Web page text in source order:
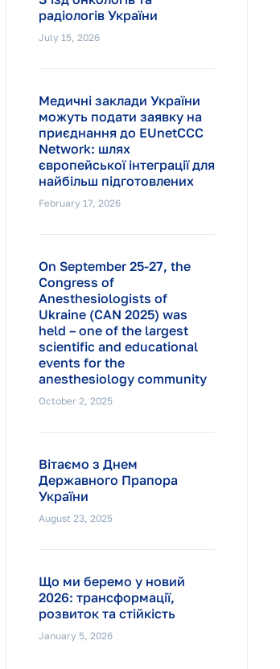
радіологів України
July 15, 2026
Медичні заклади України
можуть подати заявку на
приєднання до EUnetCCC
Network: шлях
європейської інтеграції для
найбільш підготовлених
February 17, 2026
On September 25-27, the
Congress of
Anesthesiologists of
Ukraine (CAN 2025) was
held – one of the largest
scientific and educational
events for the
anesthesiology community
October 2, 2025
Вітаємо з Днем
Державного Прапора
України
August 23, 2025
Що ми беремо у новий
2026: трансформації,
розвиток та стійкість
January 5, 2026